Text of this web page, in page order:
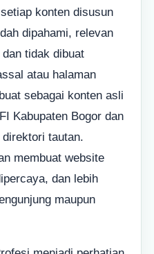
konten disusun
dipahami, relevan
tidak dibuat
atau halaman
sebagai konten asli
Kabupaten Bogor dan
tautan.
membuat website
dan lebih
maupun